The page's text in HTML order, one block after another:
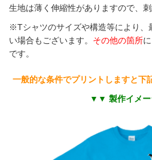
生地は薄く伸縮性がありますので、刺
※Tシャツのサイズや構造等により、
い場合もございます。 その他の箇所
です。
一般的な条件でプリントしますと下
▼▼ 製作イメ